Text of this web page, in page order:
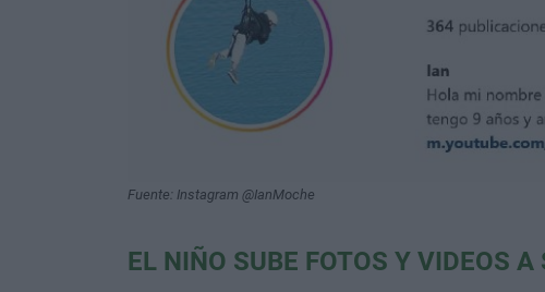
Fuente: Instagram @IanMoche
EL NIÑO SUBE FOTOS Y VIDEOS A